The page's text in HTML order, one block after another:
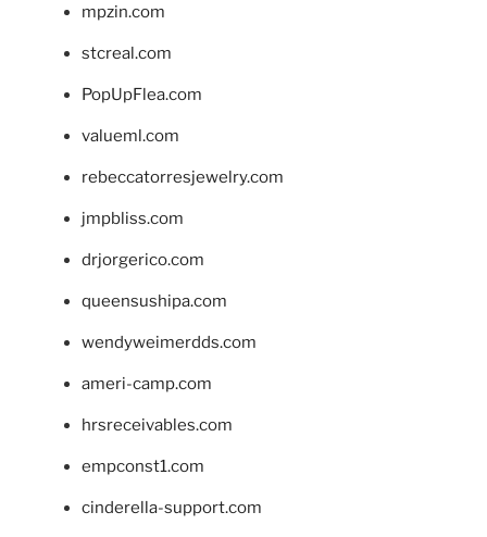
mpzin.com
stcreal.com
PopUpFlea.com
valueml.com
rebeccatorresjewelry.com
jmpbliss.com
drjorgerico.com
queensushipa.com
wendyweimerdds.com
ameri-camp.com
hrsreceivables.com
empconst1.com
cinderella-support.com